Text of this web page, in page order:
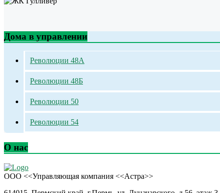
Дома в управлении
Революции 48А
Революции 48Б
Революции 50
Революции 54
О нас
ООО <<Управляющая компания <<Астра>>